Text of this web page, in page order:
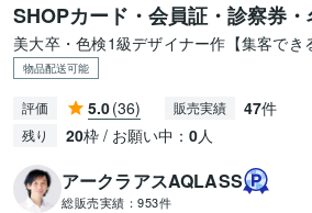
SHOPカード・会員証・診察券
美大卒・色検1級デザイナー作【集客でき
物品配送可能
評価 5.0(36) 販売実績 47件
残り 20枠 / お願い中： 0人
アークラアスAQLASS
総販売実績： 953件